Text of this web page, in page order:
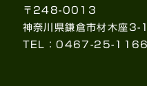
〒248-0013
神奈川県鎌倉市材木座
TEL：0467-25-1166